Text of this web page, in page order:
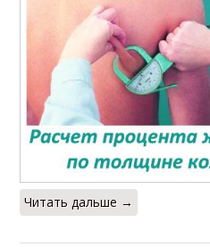
Читать дальше →